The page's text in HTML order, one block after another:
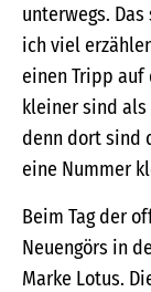
unterwegs.
ich viel
einen Tripp auf
kleiner sind
denn dort sind
eine Nummer
Beim Tag der
Neuengörs in
Marke Lotus.